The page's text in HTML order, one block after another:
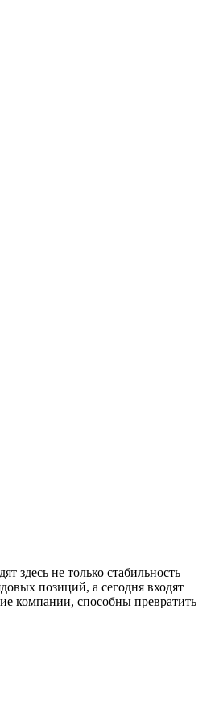
здесь не только стабильность
позиций, а сегодня входят
компании, способны превратить